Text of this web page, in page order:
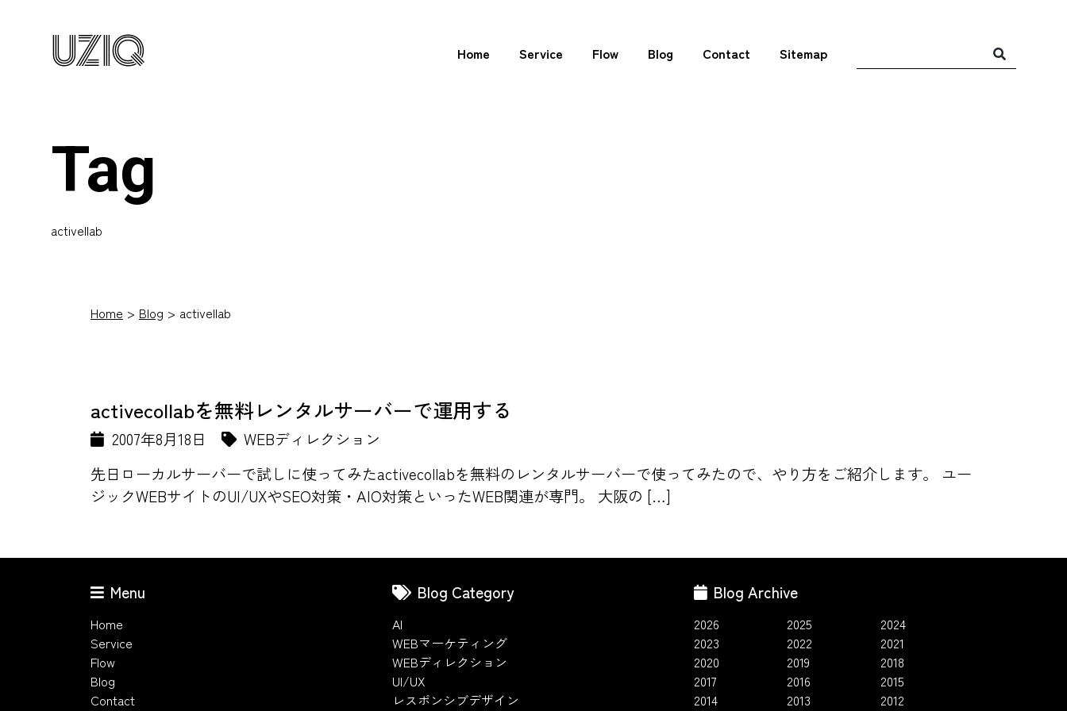
UZIQ Home Service Flow Blog Contact Sitemap
Tag
activellab
Home Blog activellab
activecollabを無料レンタルサーバーで運用する
2007年8月18日
WEBディレクション
先日ローカルサーバーで試しに使ってみたactivecollabを無料のレンタルサーバーで使ってみたので、やり方をご紹介します。 ユー
ジックWEBサイトのUI/UXやSEO対策・AIO対策といったWEB関連が専門。 大阪の […]
Menu
Home
Service
Flow
Blog
Contact
Blog Category
AI
WEBマーケティング
WEBディレクション
UI/UX
レスポンシブデザイン
Blog Archive
2026 2025
2024
2023
2022
2021
2020
2019
2018
2017
2016
2015
2014
2013
2012